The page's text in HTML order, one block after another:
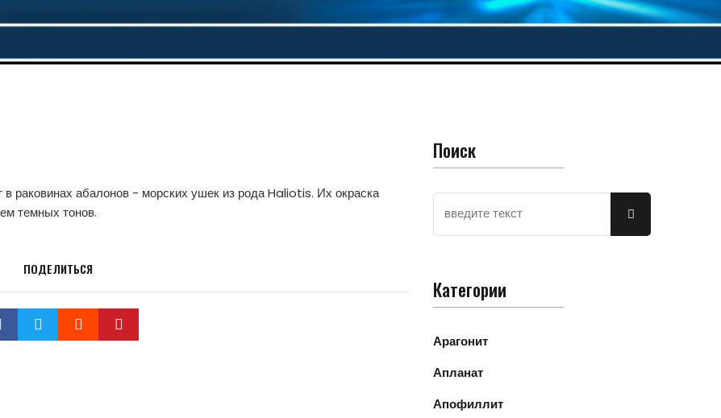
раковинах абалонов - морских ушек из рода Haliotis. Их окраска
темных тонов.
ПОДЕЛИТЬСЯ
Поиск
Категории
Арагонит
Апланат
Апофиллит